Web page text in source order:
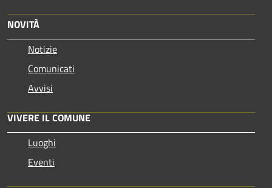
NOVITÀ
Notizie
Comunicati
Avvisi
VIVERE IL COMUNE
Luoghi
Eventi